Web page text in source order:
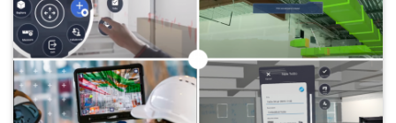
模型與現場實境進行視覺化的瀏覽和檢驗。